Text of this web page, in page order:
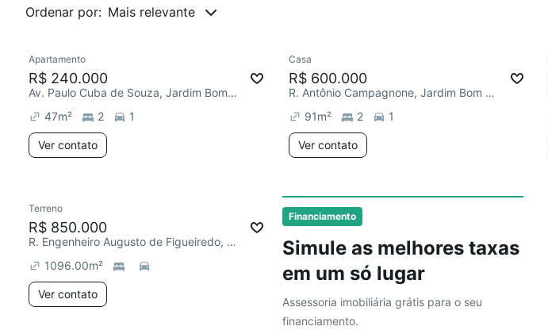
Ordenar por: Mais relevante
Financiamento
Simule as melhores taxas
em um só lugar
Assessoria imobiliária grátis para o seu
financiamento.
Redecorar
Apartamento
R$ 240.000
Av. Paulo Cuba de Souza, Jardim Bom Sucesso
47m² 2 1
Ver contato
Chegou este mês
Casa
R$ 600.000
R. Antônio Campagnone, Jardim Bom Sucesso
91m² 2 1
Ver contato
Terreno
R$ 850.000
R. Engenheiro Augusto de Figueiredo, Jardim Bom Sucesso
1096.00m²
Ver contato